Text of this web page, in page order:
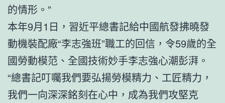
的情形。”
本年9月1日，習近平總書記給中國航發拂曉發
動機裝配廠“李志強班”職工的回信，令59歲的全
國勞動模范、全國技術妙手李志強心潮彭湃。
“總書記叮囑我們要弘揚勞模精力、工匠精力，
我們一向深深銘刻在心中，成為我們攻堅克